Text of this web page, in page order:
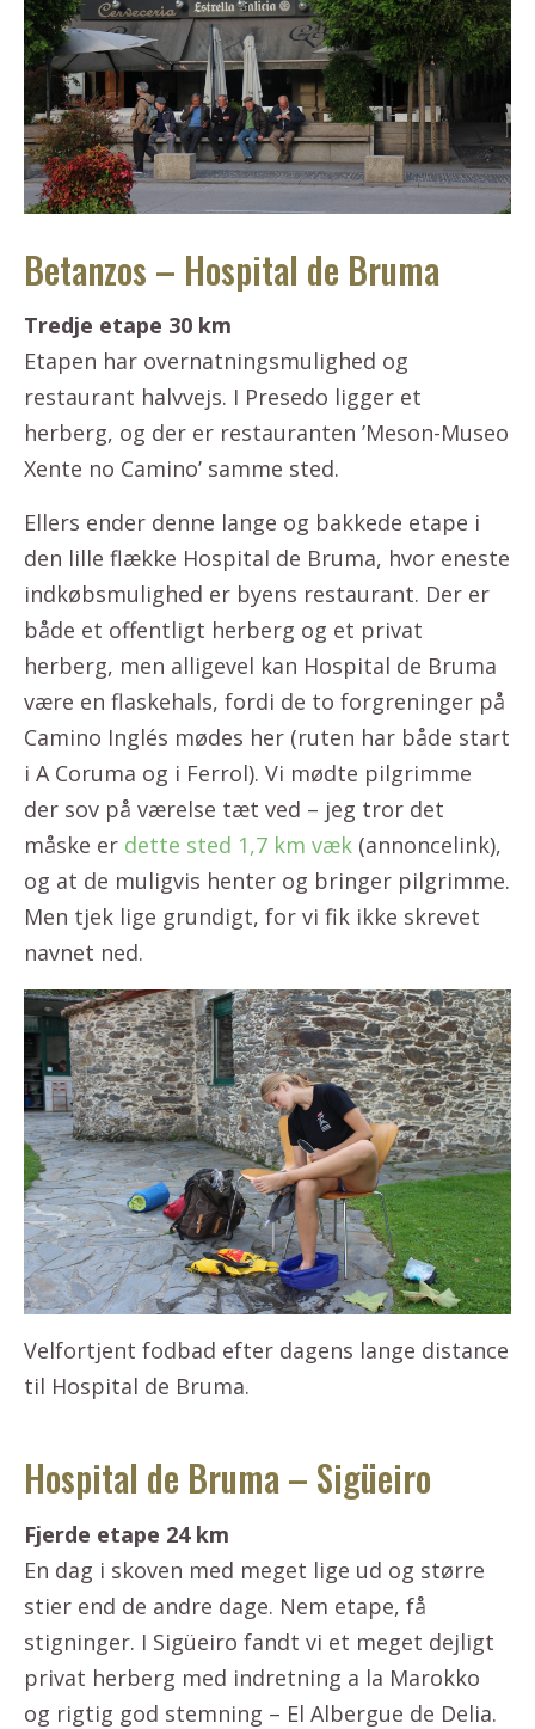
Betanzos – Hospital de Bruma
Tredje etape 30 km
Etapen har overnatningsmulighed og
restaurant halvvejs. I Presedo ligger et
herberg, og der er restauranten ’Meson-Museo
Xente no Camino’ samme sted.
Ellers ender denne lange og bakkede etape i
den lille flække Hospital de Bruma, hvor eneste
indkøbsmulighed er byens restaurant. Der er
både et offentligt herberg og et privat
herberg, men alligevel kan Hospital de Bruma
være en flaskehals, fordi de to forgreninger på
Camino Inglés mødes her (ruten har både start
i A Coruma og i Ferrol). Vi mødte pilgrimme
der sov på værelse tæt ved – jeg tror det
måske er dette sted 1,7 km væk (annoncelink),
og at de muligvis henter og bringer pilgrimme.
Men tjek lige grundigt, for vi fik ikke skrevet
navnet ned.
Velfortjent fodbad efter dagens lange distance
til Hospital de Bruma.
Hospital de Bruma – Sigüeiro
Fjerde etape 24 km
En dag i skoven med meget lige ud og større
stier end de andre dage. Nem etape, få
stigninger. I Sigüeiro fandt vi et meget dejligt
privat herberg med indretning a la Marokko
og rigtig god stemning – El Albergue de Delia.